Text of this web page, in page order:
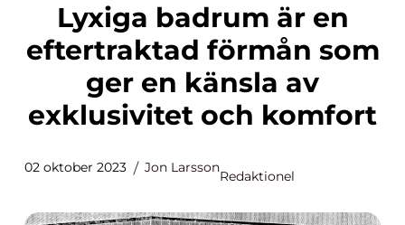
Lyxiga badrum är en
eftertraktad förmån som
ger en känsla av
exklusivitet och komfort
02 oktober 2023 Jon Larsson
Redaktionel